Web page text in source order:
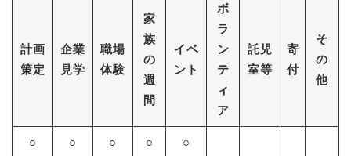
計画
策定
企業
見学
職場
体験
家
族
の
週
間
イベ
ント
ボ
ラ
ン
テ
ィ
ア
託児
室等
寄
付
そ
の
他
○ ○ ○ ○ ○